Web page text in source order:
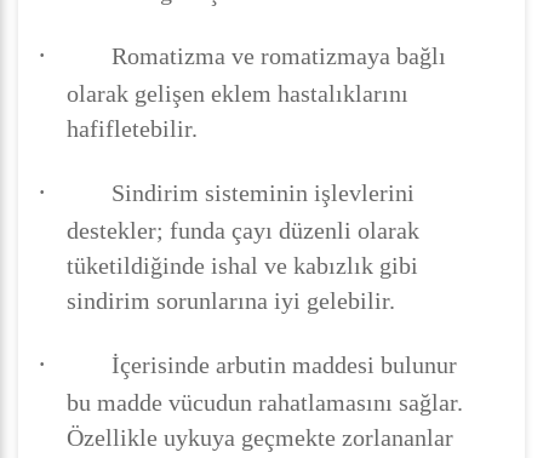
·
Romatizma ve romatizmaya bağlı
olarak gelişen eklem hastalıklarını
hafifletebilir.
·
Sindirim sisteminin işlevlerini
destekler; funda çayı düzenli olarak
tüketildiğinde ishal ve kabızlık gibi
sindirim sorunlarına iyi gelebilir.
·
İçerisinde arbutin maddesi bulunur
bu madde vücudun rahatlamasını sağlar.
Özellikle uykuya geçmekte zorlananlar